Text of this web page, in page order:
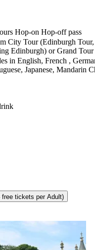
Hop-on Hop-off pass
City Tour (Edinburgh
Edinburgh) or Grand
in English, French ,
Japanese, Mandarin
free tickets per Adult)